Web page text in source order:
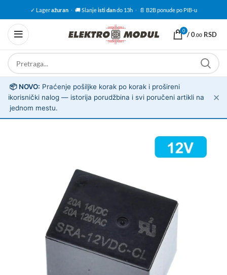
✓ Lageražuran · 🚚 Slanjeisti dando 13h · 📄 B2B ponude po PIB-u
0 /0.00 RSD
ℹ️
📦 NOVO: Praćenje pošiljke korak po korak i prošireni
korisnički nalog — istorija porudžbina i svi poručeni artikli na
jednom mestu.
✕